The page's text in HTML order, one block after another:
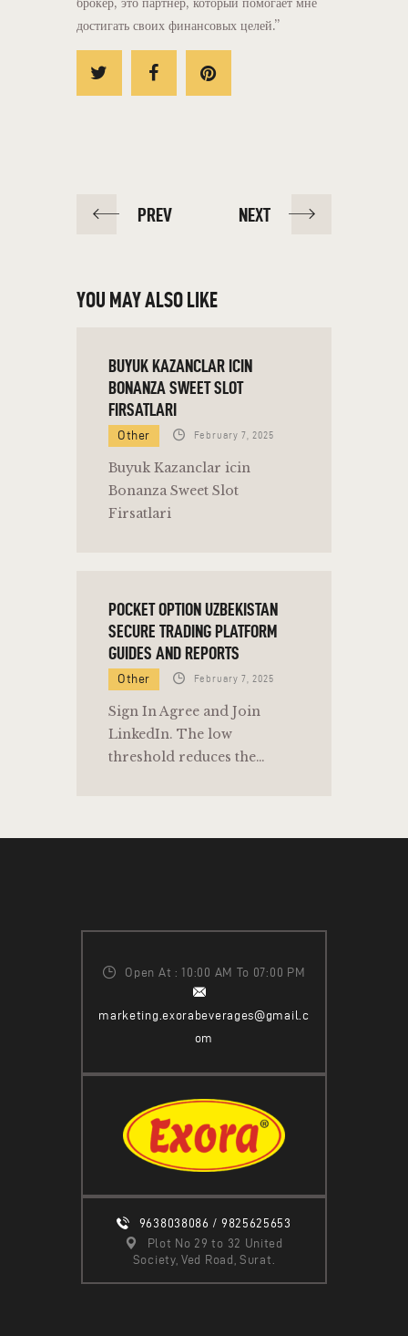
достигать своих финансовых целей.”
PREV NEXT
YOU MAY ALSO LIKE
BUYUK KAZANCLAR ICIN
BONANZA SWEET SLOT
FIRSATLARI
Other February 7, 2025
Buyuk Kazanclar icin
Bonanza Sweet Slot
Firsatlari
POCKET OPTION UZBEKISTAN
SECURE TRADING PLATFORM
GUIDES AND REPORTS
Other February 7, 2025
Sign In Agree and Join
LinkedIn. The low
threshold reduces the…
Open At : 10:00 AM To 07:00 PM
marketing.exorabeverages@gmail.c
om
9638038086 / 9825625653
Plot No 29 to 32 United
Society, Ved Road, Surat.